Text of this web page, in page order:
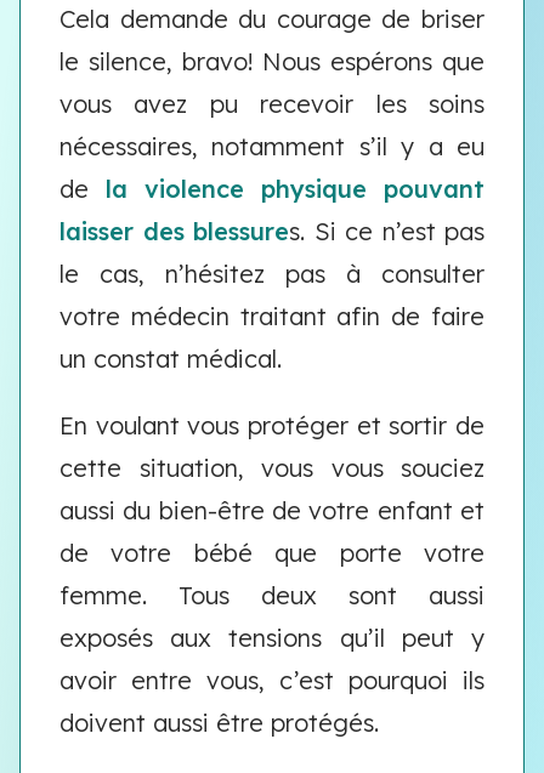
Cela demande du courage de briser
le silence, bravo! Nous espérons que
vous avez pu recevoir les soins
nécessaires, notamment s’il y a eu
de la violence physique pouvant
laisser des blessures. Si ce n’est pas
le cas, n’hésitez pas à consulter
votre médecin traitant afin de faire
un constat médical.
En voulant vous protéger et sortir de
cette situation, vous vous souciez
aussi du bien-être de votre enfant et
de votre bébé que porte votre
femme. Tous deux sont aussi
exposés aux tensions qu’il peut y
avoir entre vous, c’est pourquoi ils
doivent aussi être protégés.